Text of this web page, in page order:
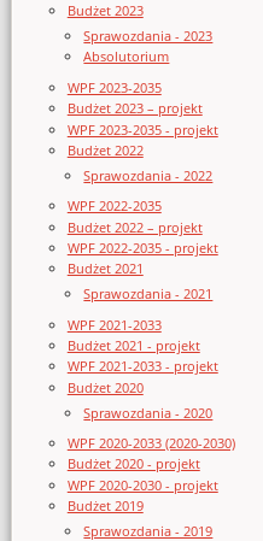
Budżet 2023
Sprawozdania - 2023
Absolutorium
WPF 2023-2035
Budżet 2023 – projekt
WPF 2023-2035 - projekt
Budżet 2022
Sprawozdania - 2022
WPF 2022-2035
Budżet 2022 – projekt
WPF 2022-2035 - projekt
Budżet 2021
Sprawozdania - 2021
WPF 2021-2033
Budżet 2021 - projekt
WPF 2021-2033 - projekt
Budżet 2020
Sprawozdania - 2020
WPF 2020-2033 (2020-2030)
Budżet 2020 - projekt
WPF 2020-2030 - projekt
Budżet 2019
Sprawozdania - 2019